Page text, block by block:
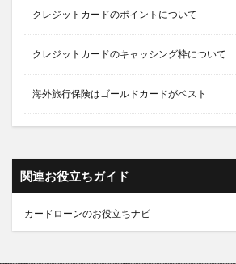
クレジットカードのポイントについて
クレジットカードのキャッシング枠について
海外旅行保険はゴールドカードがベスト
関連お役立ちガイド
カードローンのお役立ちナビ